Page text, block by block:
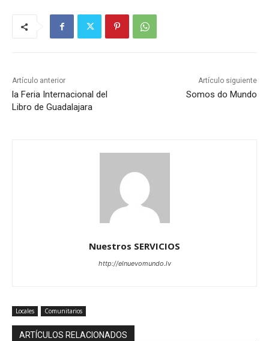
Artículo anterior
la Feria Internacional del
Libro de Guadalajara
Artículo siguiente
Somos do Mundo
Nuestros SERVICIOS
http://elnuevomundo.lv
Locales Comunitarios
ARTÍCULOS RELACIONADOS